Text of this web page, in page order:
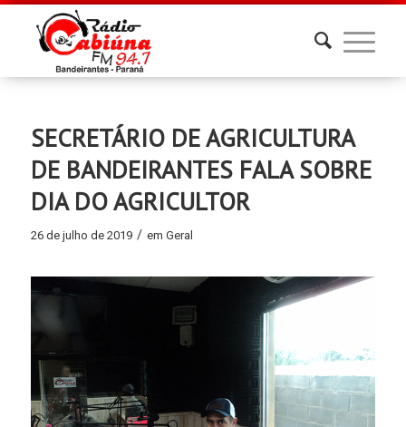
SECRETÁRIO DE AGRICULTURA
DE BANDEIRANTES FALA SOBRE
DIA DO AGRICULTOR
26 de julho de 2019 / em Geral